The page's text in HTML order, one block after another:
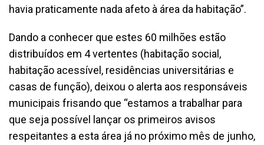
havia praticamente nada afeto à área da habitação”.
Dando a conhecer que estes 60 milhões estão
distribuídos em 4 vertentes (habitação social,
habitação acessível, residências universitárias e
casas de função), deixou o alerta aos responsáveis
municipais frisando que “estamos a trabalhar para
que seja possível lançar os primeiros avisos
respeitantes a esta área já no próximo mês de junho,